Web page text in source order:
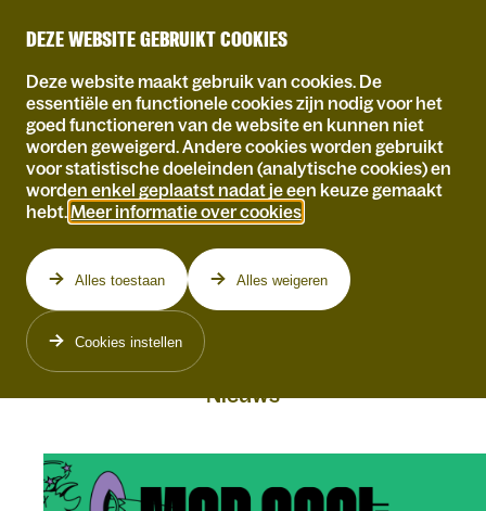
DEZE WEBSITE GEBRUIKT COOKIES
Deze website maakt gebruik van cookies. De
essentiële en functionele cookies zijn nodig voor het
goed functioneren van de website en kunnen niet
worden geweigerd. Andere cookies worden gebruikt
voor statistische doeleinden (analytische cookies) en
worden enkel geplaatst nadat je een keuze gemaakt
hebt. Meer informatie over cookies
Alles toestaan Alles weigeren
Cookies instellen
ZOEKEN
4 resultaten voor 'all you can laugh'
Nieuws